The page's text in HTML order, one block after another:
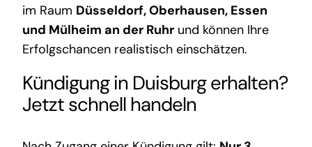
im Raum Düsseldorf, Oberhausen, Essen
und Mülheim an der Ruhrund können Ihre
Erfolgschancen realistisch einschätzen.
Kündigung in Duisburg erhalten?
Jetzt schnell handeln